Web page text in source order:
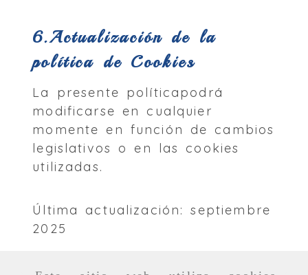
6.Actualización de la
política de Cookies
La presente políticapodrá
modificarse en cualquier
momente en función de cambios
legislativos o en las cookies
utilizadas.
Última actualización: septiembre
2025